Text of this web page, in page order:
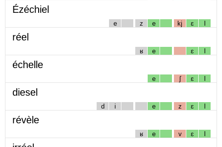
Ézéchiel
e z e kj ɛ l
réel
ʁ e ɛ l
échelle
e ʃ ɛ l
diesel
d i e z ɛ l
révèle
ʁ e v ɛ l